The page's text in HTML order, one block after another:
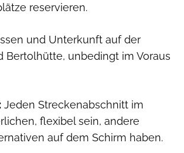
reservieren.
und Unter­kunft auf der
Bertolhütte, unbedingt im Voraus
Jeden ­Streckenabschnitt im
flexibel sein, ­andere
auf dem Schirm haben.